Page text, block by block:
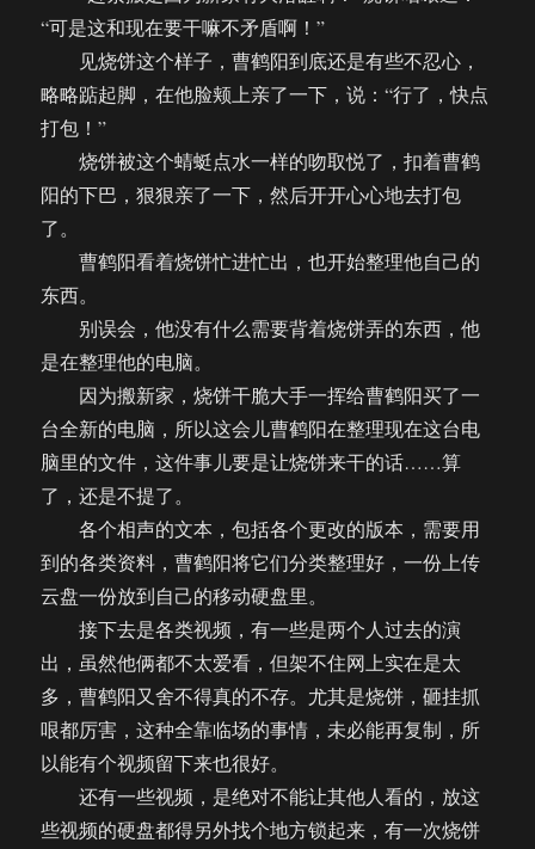
“可是这和现在要干嘛不矛盾啊！”
见烧饼这个样子，曹鹤阳到底还是有些不忍心，
略略踮起脚，在他脸颊上亲了一下，说：“行了，快点
打包！”
烧饼被这个蜻蜓点水一样的吻取悦了，扣着曹鹤
阳的下巴，狠狠亲了一下，然后开开心心地去打包
了。
曹鹤阳看着烧饼忙进忙出，也开始整理他自己的
东西。
别误会，他没有什么需要背着烧饼弄的东西，他
是在整理他的电脑。
因为搬新家，烧饼干脆大手一挥给曹鹤阳买了一
台全新的电脑，所以这会儿曹鹤阳在整理现在这台电
脑里的文件，这件事儿要是让烧饼来干的话……算
了，还是不提了。
各个相声的文本，包括各个更改的版本，需要用
到的各类资料，曹鹤阳将它们分类整理好，一份上传
云盘一份放到自己的移动硬盘里。
接下去是各类视频，有一些是两个人过去的演
出，虽然他俩都不太爱看，但架不住网上实在是太
多，曹鹤阳又舍不得真的不存。尤其是烧饼，砸挂抓
哏都厉害，这种全靠临场的事情，未必能再复制，所
以能有个视频留下来也很好。
还有一些视频，是绝对不能让其他人看的，放这
些视频的硬盘都得另外找个地方锁起来，有一次烧饼